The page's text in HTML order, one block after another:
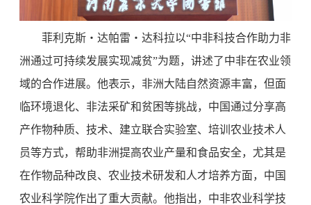
菲利克斯・达帕雷・达科拉以“中非科技合作助力非
洲通过可持续发展实现减贫”为题，讲述了中非在农业领
域的合作进展。他表示，非洲大陆自然资源丰富，但面
临环境退化、非法采矿和贫困等挑战，中国通过分享高
产作物种质、技术、建立联合实验室、培训农业技术人
员等方式，帮助非洲提高农业产量和食品安全，尤其是
在作物品种改良、农业技术研发和人才培养方面，中国
农业科学院作出了重大贡献。他指出，中非农业科学技